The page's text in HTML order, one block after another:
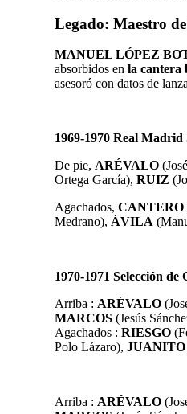
Legado: Maestro
MANUEL LÓPEZ
absorbidos en la cantera
asesoró con datos de
1969-1970 Real Madrid
De pie, ARÉVALO
Ortega García), RUIZ
Agachados, CANTERO
Medrano), ÁVILA
1970-1971 Selección
Arriba : ARÉVALO
MARCOS (Jesús
Agachados : RIESGO
Polo Lázaro), JUANITO
Arriba : ARÉVALO